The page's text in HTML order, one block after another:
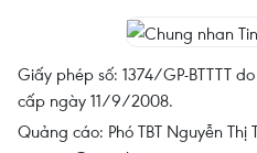
Giấy phép số: 1374/GP-BTTTT
cấp ngày 11/9/2008.
Quảng cáo: Phó TBT Nguyễn